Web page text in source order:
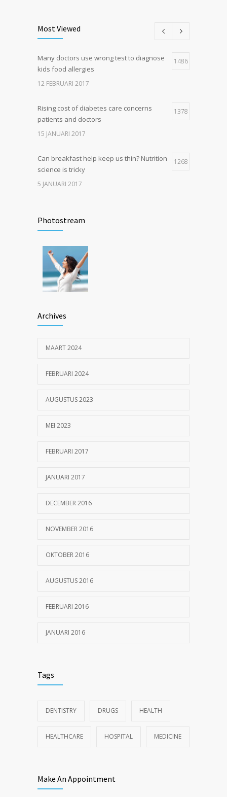
Hormone dramatically increases insulin
production, possible diabetes
breakthrough
4
Most Viewed
Many doctors use wrong test to diagnose
kids food allergies
1486
12 FEBRUARI 2017
Rising cost of diabetes care concerns
patients and doctors
1378
15 JANUARI 2017
Can breakfast help keep us thin? Nutrition
science is tricky
1268
5 JANUARI 2017
level since 1974
Inspiratie op locatie: ouderen langer thuis
met Pro Muscle en Fit4Surgery
26 MEI 2023
Photostream
Archives
MAART 2024
FEBRUARI 2024
AUGUSTUS 2023
MEI 2023
FEBRUARI 2017
JANUARI 2017
DECEMBER 2016
NOVEMBER 2016
OKTOBER 2016
AUGUSTUS 2016
FEBRUARI 2016
JANUARI 2016
Tags
DENTISTRY DRUGS HEALTH
HEALTHCARE HOSPITAL MEDICINE
Make An Appointment